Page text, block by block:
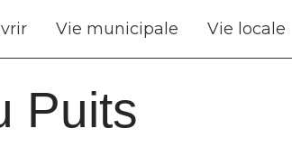
Vie municipale Vie locale
Puits